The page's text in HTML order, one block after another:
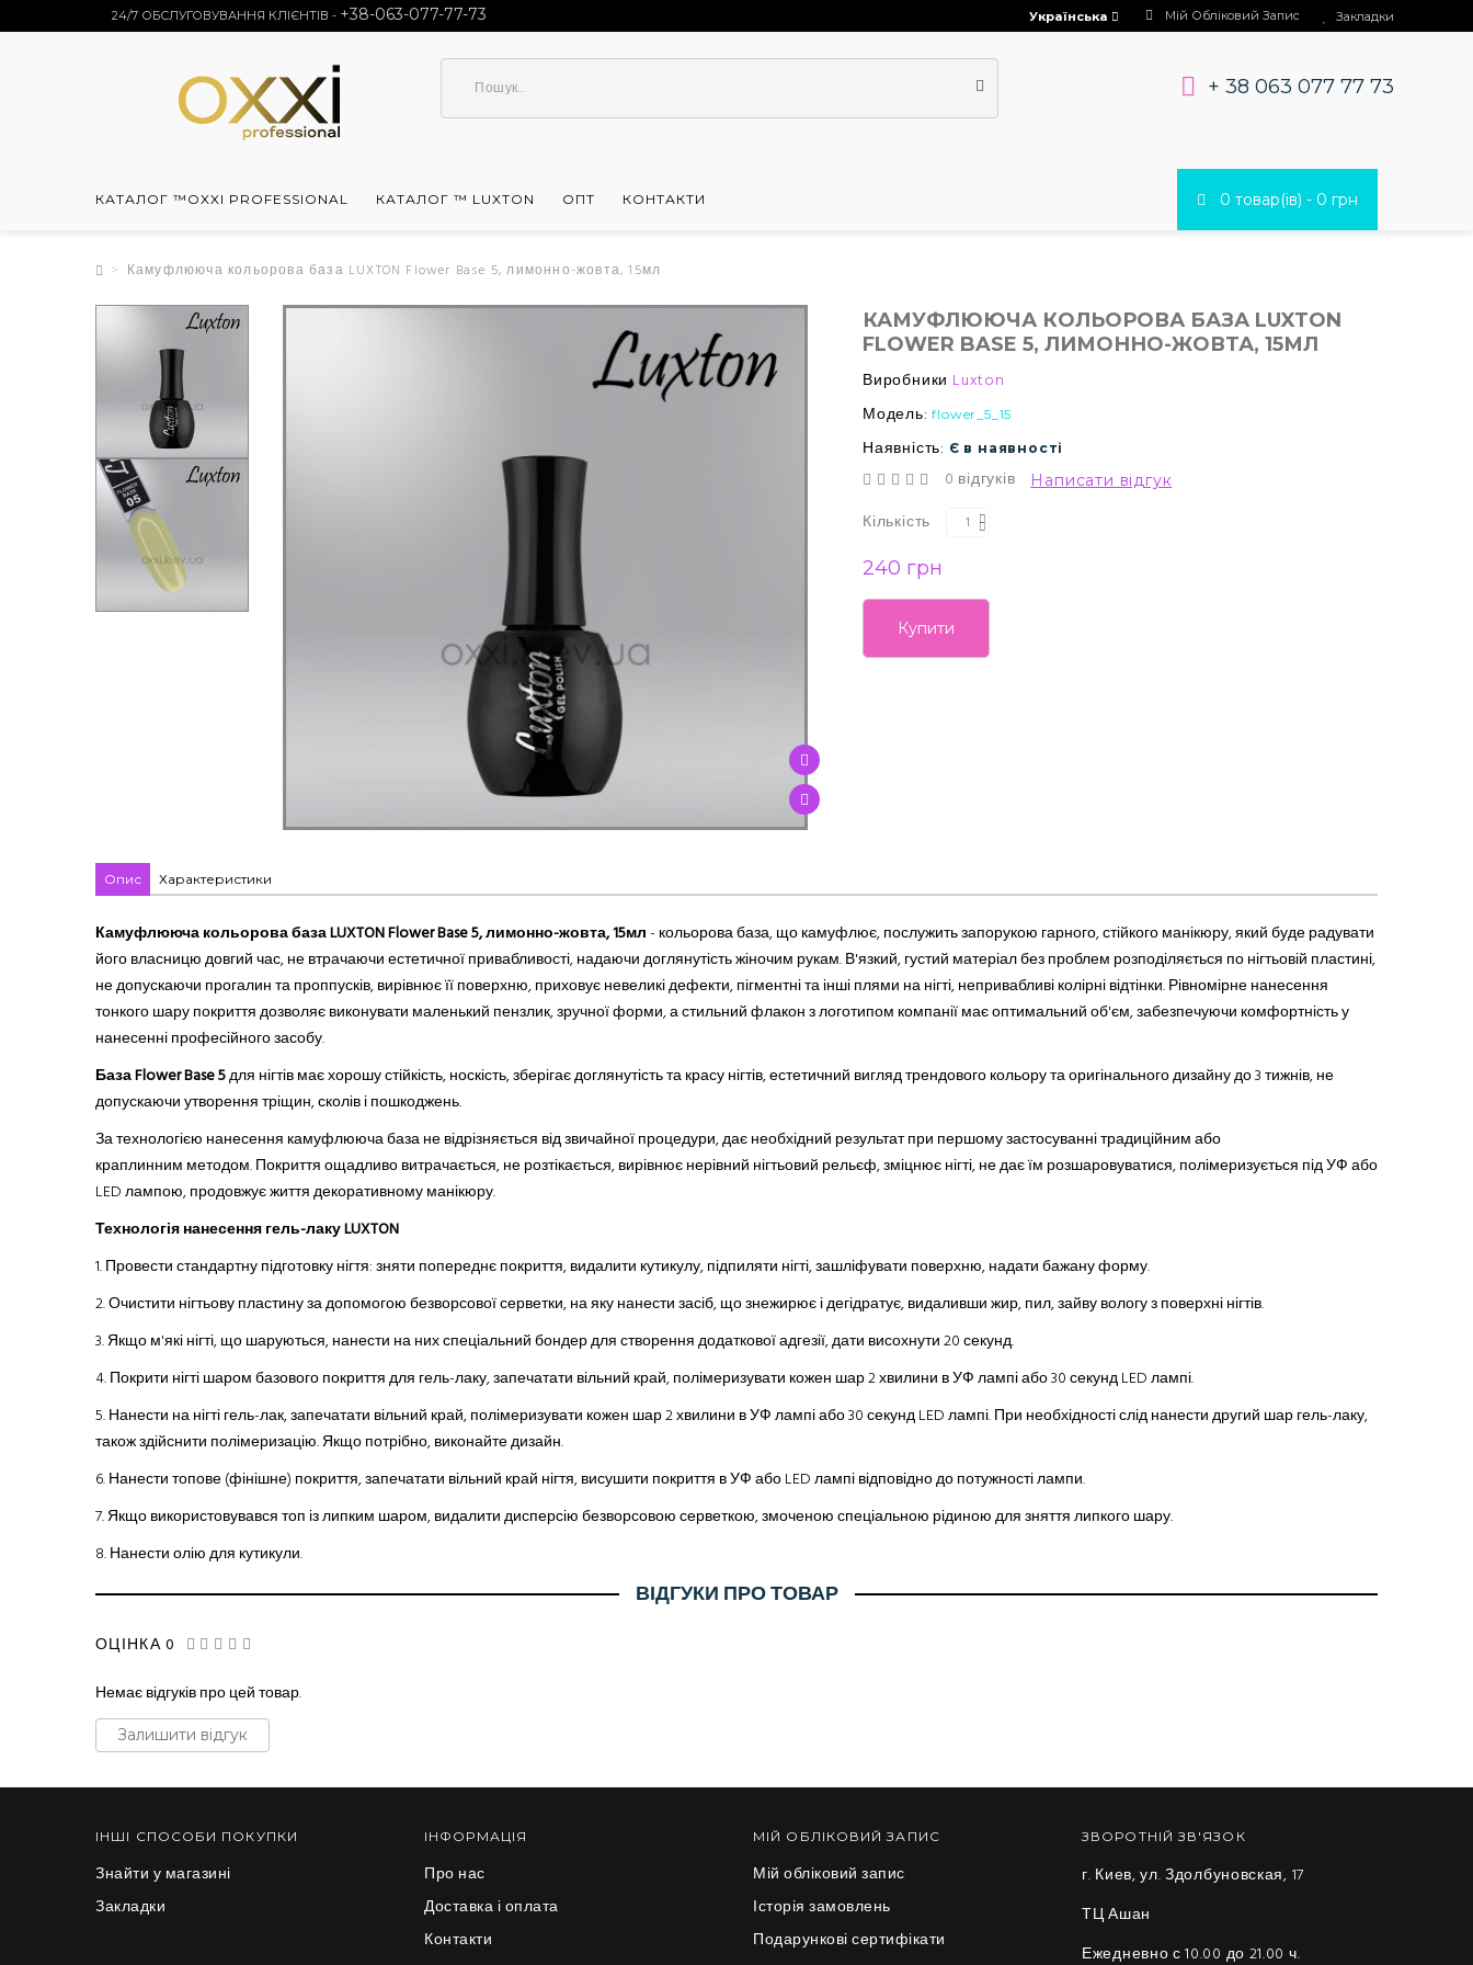
24/7 ОБСЛУГОВУВАННЯ КЛІЄНТІВ - +38-063-077-77-73 Закладки
Мій Обліковий Запис
Українська
+ 38 063 077 77 73
КАТАЛОГ ™OXXI PROFESSIONAL КАТАЛОГ ™ LUXTON ОПТ КОНТАКТИ 0 товар(ів) - 0 грн
Камуфлююча кольорова база LUXTON Flower Base 5, лимонно-жовта, 15мл
КАМУФЛЮЮЧА КОЛЬОРОВА БАЗА LUXTON
FLOWER BASE 5, ЛИМОННО-ЖОВТА, 15МЛ
Виробники Luxton
Модель: flower_5_15
Наявність: Є в наявності
0 відгуків Написати відгук
Кількість
240 грн
Купити
Опис Характеристики
Камуфлююча кольорова база LUXTON Flower Base 5, лимонно-жовта, 15мл- кольорова база, що камуфлює, послужить запорукою гарного, стійкого манікюру, який буде радувати
його власницю довгий час, не втрачаючи естетичної привабливості, надаючи доглянутість жіночим рукам. В'язкий, густий матеріал без проблем розподіляється по нігтьовій пластині,
не допускаючи прогалинта проппусків, вирівнює її поверхню, приховує невеликі дефекти, пігментні та інші плями на нігті, непривабливі колірні відтінки. Рівномірне нанесення
тонкого шару покриття дозволяє виконувати маленький пензлик, зручної форми, а стильний флакон з логотипом компанії має оптимальний об'єм, забезпечуючи комфортність у
нанесенні професійного засобу.
База Flower Base 5для нігтів має хорошу стійкість, носкість, зберігає доглянутість та красу нігтів, естетичний вигляд трендового кольору та оригінального дизайну до 3 тижнів, не
допускаючи утворення тріщин, сколів і пошкоджень.
За технологією нанесення камуфлююча база не відрізняється від звичайної процедури, дає необхідний результат при першому застосуванні традиційнимабо
краплинним методом. Покриття ощадливо витрачається, не розтікається, вирівнює нерівний нігтьовий рельєф, зміцнює нігті, не дає їм розшаровуватися, полімеризується під УФ або
LED лампою, продовжує життя декоративному манікюру.
Технологія нанесення гель-лаку LUXTON
1. Провести стандартну підготовку нігтя: зняти попереднє покриття, видалити кутикулу, підпиляти нігті, зашліфувати поверхню, надати бажану форму.
2.Очистити нігтьову пластину за допомогою безворсової серветки, на яку нанести засіб, що знежирює і дегідратує, видаливши жир, пил, зайву вологу з поверхні нігтів.
3.Якщо м'які нігті, що шаруються,нанести на них спеціальний бондер для створення додаткової адгезії, дати висохнути 20 секунд.
4.Покрити нігті шаром базового покриттядля гель-лаку, запечатати вільний край, полімеризувати кожен шар 2 хвилини в УФ лампі або 30 секунд LED лампі.
5.Нанести на нігті гель-лак, запечатати вільний край, полімеризувати кожен шар 2 хвилини в УФ лампі або 30 секунд LED лампі. При необхідності слід нанести другий шар гель-лаку,
також здійснити полімеризацію. Якщо потрібно, виконайте дизайн.
6.Нанести топове (фінішне) покриття, запечатати вільний край нігтя, висушити покриття в УФ або LED лампі відповідно до потужності лампи.
7.Якщо використовувався топ із липким шаром, видалити дисперсію безворсовою серветкою, змоченою спеціальною рідиною для зняття липкого шару.
8.Нанести олію для кутикули.
ВІДГУКИ ПРО ТОВАР
ОЦІНКА 0
Немає відгуків про цей товар.
Залишити відгук
ІНШІ СПОСОБИ ПОКУПКИ
Знайти у магазині
Закладки
ІНФОРМАЦІЯ
Про нас
Доставка і оплата
Контакти
МІЙ ОБЛІКОВИЙ ЗАПИС
Мій обліковий запис
Історія замовлень
Подарункові сертифікати
ЗВОРОТНІЙ ЗВ'ЯЗОК
г. Киев, ул. Здолбуновская, 17
ТЦ Ашан
Ежедневно с 10.00 до 21.00 ч.